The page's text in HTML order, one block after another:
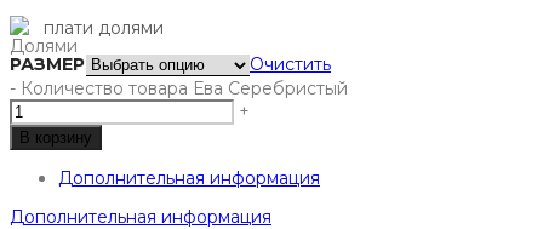
плати долями
РАЗМЕР
Очистить
- Количество товара Ева Серебристый
+
В корзину
Дополнительная информация
Дополнительная информация